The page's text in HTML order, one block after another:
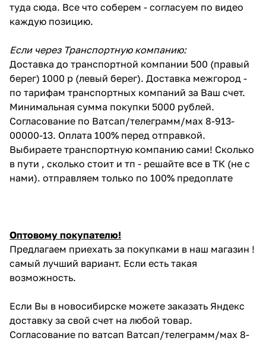
туда сюда. Все что соберем - согласуем по видео
каждую позицию.
Если через Транспортную компанию:
Доставка до транспортной компании 500 (правый
берег) 1000 р (левый берег). Доставка межгород -
по тарифам транспортных компаний за Ваш счет.
Минимальная сумма покупки 5000 рублей.
Согласование по Ватсап/телеграмм/мах 8-913-
00000-13. Оплата 100% перед отправкой.
Выбираете транспортную компанию сами! Сколько
в пути , сколько стоит и тп - решайте все в ТК (не с
нами). отправляем только по 100% предоплате
Оптовому покупателю!
Предлагаем приехать за покупками в наш магазин !
самый лучший вариант. Если есть такая
возможность.
Если Вы в новосибирске можете заказать Яндекс
доставку за свой счет на любой товар.
Согласование по ватсап Ватсап/телеграмм/мах 8-